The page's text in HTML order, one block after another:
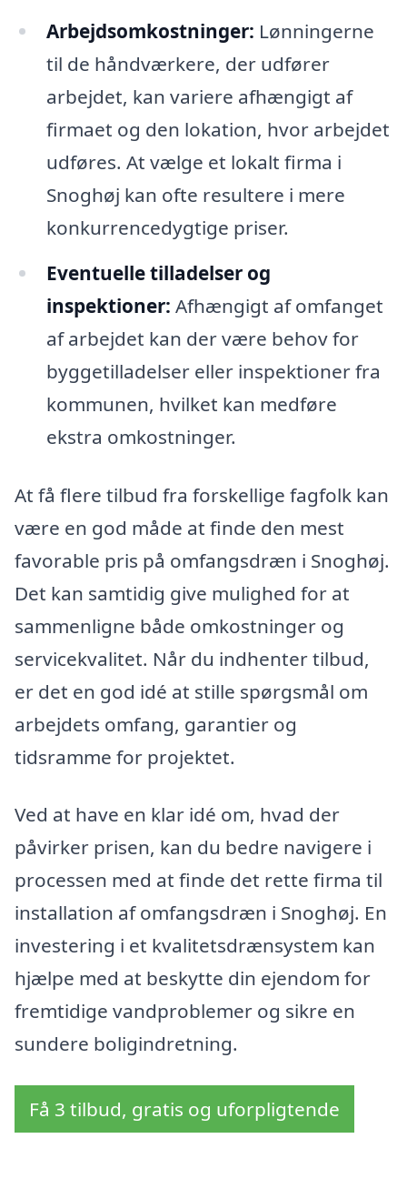
Arbejdsomkostninger: Lønningerne
til de håndværkere, der udfører
arbejdet, kan variere afhængigt af
firmaet og den lokation, hvor arbejdet
udføres. At vælge et lokalt firma i
Snoghøj kan ofte resultere i mere
konkurrencedygtige priser.
Eventuelle tilladelser og
inspektioner: Afhængigt af omfanget
af arbejdet kan der være behov for
byggetilladelser eller inspektioner fra
kommunen, hvilket kan medføre
ekstra omkostninger.
At få flere tilbud fra forskellige fagfolk kan
være en god måde at finde den mest
favorable pris på omfangsdræn i Snoghøj.
Det kan samtidig give mulighed for at
sammenligne både omkostninger og
servicekvalitet. Når du indhenter tilbud,
er det en god idé at stille spørgsmål om
arbejdets omfang, garantier og
tidsramme for projektet.
Ved at have en klar idé om, hvad der
påvirker prisen, kan du bedre navigere i
processen med at finde det rette firma til
installation af omfangsdræn i Snoghøj. En
investering i et kvalitetsdrænsystem kan
hjælpe med at beskytte din ejendom for
fremtidige vandproblemer og sikre en
sundere boligindretning.
Få 3 tilbud, gratis og uforpligtende